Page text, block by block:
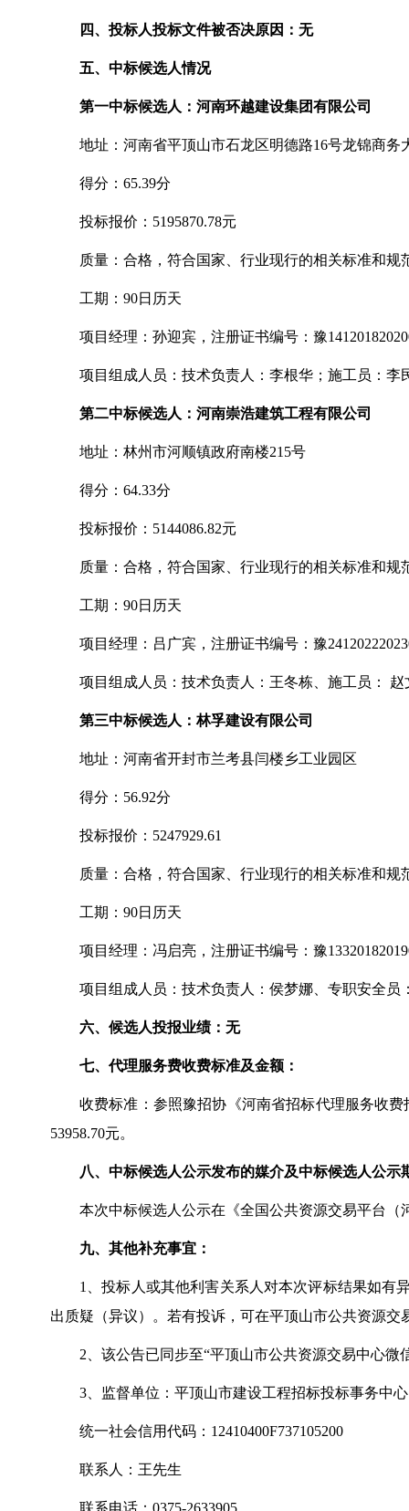
四、投标人投标文件被否决原因：无
五、中标候选人情况
第一中标候选人：河南环越建设集团有限公司
地址：河南省平顶山市石龙区明德路16号龙锦商务
得分： 65.39分
投标报价： 5195870.78元
质量：合格，符合国家、行业现行的相关标准和规
工期： 90日历天
项目经理：孙迎宾，注册证书编号：豫
项目组成人员：技术负责人：李根华；施工员：李
第二中标候选人：河南崇浩建筑工程有限公司
地址：林州市河顺镇政府南楼215号
得分： 64.33分
投标报价： 5144086.82元
质量：合格，符合国家、行业现行的相关标准和规
工期： 90日历天
项目经理：吕广宾，注册证书编号：豫
项目组成人员：技术负责人：王冬栋、施工员： 赵
第三中标候选人：林孚建设有限公司
地址：河南省开封市兰考县闫楼乡工业园区
得分： 56.92分
投标报价： 5247929.61
质量：合格，符合国家、行业现行的相关标准和规
工期： 90日历天
项目经理：冯启亮，注册证书编号：豫
项目组成人员：技术负责人：侯梦娜、专职安全
六、候选人投报业绩：无
七、代理服务费收费标准及金额：
收费标准：参照豫招协《河南省招标代理服务收费
53958.70元。
八、中标候选人公示发布的媒介及中标候选人公示
本次中标候选人公示在《全国公共资源交易平台（
九、其他补充事宜：
1、投标人或其他利害关系人对本次评标结果如有
出质疑（异议）。若有投诉，可在平顶山市公共资源
2、该公告已同步至“平顶山市公共资源交易中心
3、监督单位：平顶山市建设工程招标投标事务中心
统一社会信用代码： 12410400F737105200
联系人：王先生
联系电话： 0375-2633905